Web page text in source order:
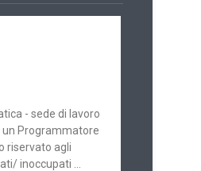
- sede di lavoro
un Programmatore
riservato agli
inoccupati ...